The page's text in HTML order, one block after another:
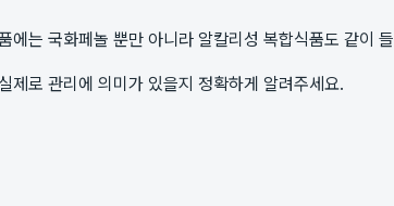
에는 국화페놀 뿐만 아니라 알칼리성 복합식품도 같이
제로 관리에 의미가 있을지 정확하게 알려주세요.